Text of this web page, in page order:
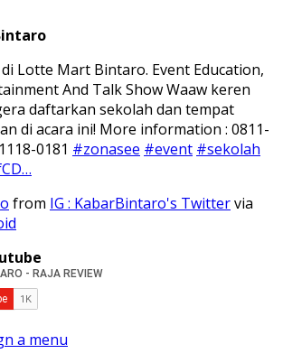
Lotte Mart Bintaro. Event Education,
And Talk Show Waaw keren
daftarkan sekolah dan tempat
di acara ini! More information : 0811-
0181 #zonasee #event #sekolah
from IG : KabarBintaro's Twittervia
a menu